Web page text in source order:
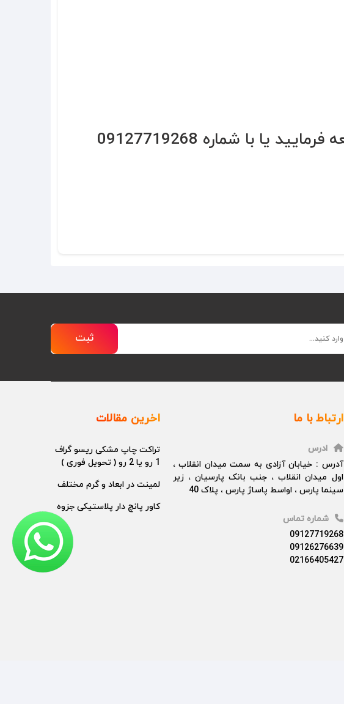
جهت سفارش به سایت زیر مراجعه فرمایید یا با شماره 09127719268
ثبت
ارتباط با ما
ادرس
آدرس : خیابان آزادی به سمت میدان انقلاب ،
اول میدان انقلاب ، جنب بانک پارسیان ، زیر
سینما پارس ، اواسط پاساژ پارس ، پلاک 40
شماره تماس
09127719268
09126276639
02166405427
اخرین مقالات
تراکت چاپ مشکی ریسو گراف
1 رو یا 2 رو ( تحویل فوری )
لمینت در ابعاد و گرم مختلف
کاور پانچ دار پلاستیکی جزوه